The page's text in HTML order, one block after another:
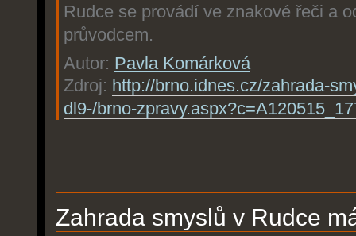
Rudce se provádí ve znakové řeči a
průvodcem.
Autor: Pavla Komárková
Zdroj: http://brno.idnes.cz/zahrada-
dl9-/brno-
Zahrada smyslů v Rudce